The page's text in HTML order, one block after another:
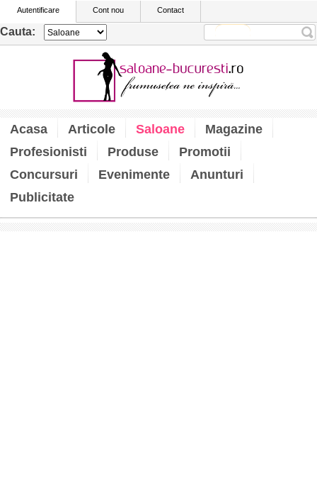
Autentificare Cont nou Contact
Cauta:
Acasa Articole Saloane
Magazine
Profesionisti
Produse
Promotii
Concursuri
Evenimente
Anunturi
Publicitate